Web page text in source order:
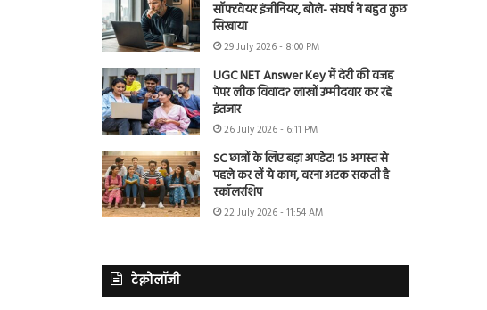
सॉफ्टवेयर इंजीनियर, बोले- संघर्ष ने बहुत कुछ
सिखाया
29 July 2026 - 8:00 PM
UGC NET Answer Key में देरी की वजह
पेपर लीक विवाद? लाखों उम्मीदवार कर रहे
इंतजार
26 July 2026 - 6:11 PM
SC छात्रों के लिए बड़ा अपडेट! 15 अगस्त से
पहले कर लें ये काम, वरना अटक सकती है
स्कॉलरशिप
22 July 2026 - 11:54 AM
टेक्नोलॉजी